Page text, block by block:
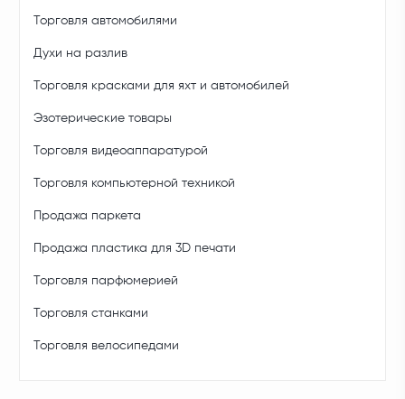
Торговля автомобилями
Духи на разлив
Торговля красками для яхт и автомобилей
Эзотерические товары
Торговля видеоаппаратурой
Торговля компьютерной техникой
Продажа паркета
Продажа пластика для 3D печати
Торговля парфюмерией
Торговля станками
Торговля велосипедами